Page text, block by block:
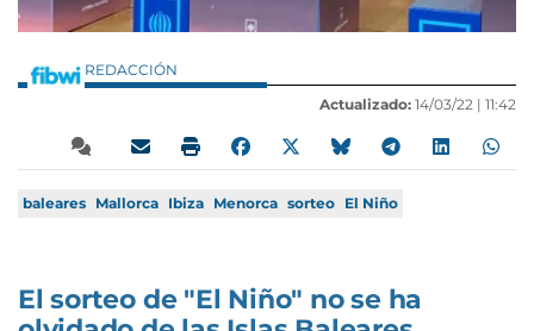
REDACCIÓN
Actualizado: 14/03/22 | 11:42
baleares Mallorca Ibiza Menorca sorteo El Niño
El sorteo de "El Niño" no se ha